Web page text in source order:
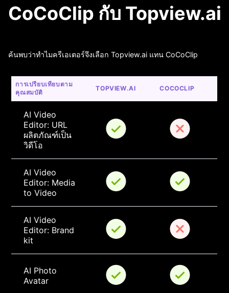
CoCoClip กับ Topview.ai
ค้นพบว่าทำไมครีเอเตอร์จึงเลือก Topview.ai แทน CoCoClip
การเปรียบเทียบตาม
คุณสมบัติ
TOPVIEW.AI COCOCLIP
AI Video
Editor: URL
ผลิตภัณฑ์เป็น
วิดีโอ
AI Video
Editor: Media
to Video
AI Video
Editor: Brand
kit
AI Photo
Avatar